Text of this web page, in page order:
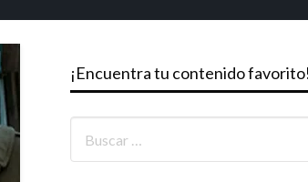
¡Encuentra tu contenido favorito!